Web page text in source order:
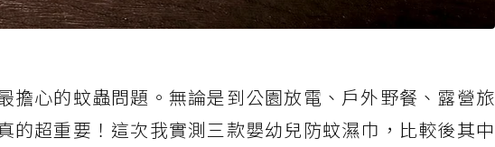
擔心的蚊蟲問題。無論是到公園放電、戶外野餐、露營旅
的超重要！這次我實測三款嬰幼兒防蚊濕巾，比較後其中